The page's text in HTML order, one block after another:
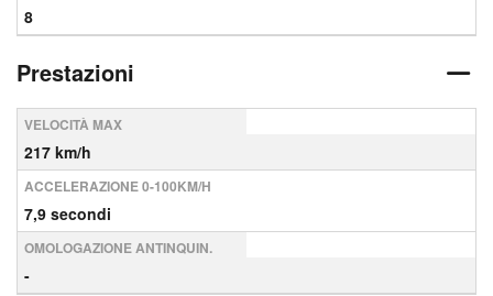
8
Prestazioni
VELOCITÀ MAX
217 km/h
ACCELERAZIONE 0-100KM/H
7,9 secondi
OMOLOGAZIONE ANTINQUIN.
-